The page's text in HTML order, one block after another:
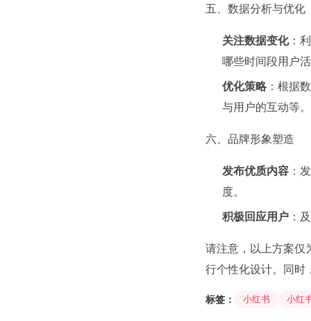
五、数据分析与优化
关注数据变化：
哪些时间段用户
优化策略 ：根据
与用户的互动等。
六、品牌形象塑造
发布优质内容 ：
度。
积极回应用户 ：
请注意，以上方案仅
行个性化设计。同时
标签： 小红书 小红